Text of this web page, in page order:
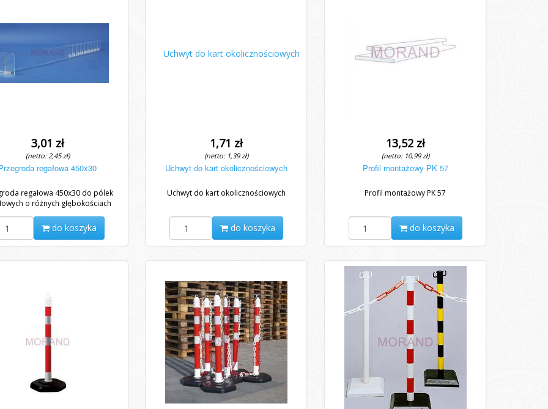
3,01 zł
(netto: 2,45 zł)
regałowa 450x30
regałowa 450x30 do pólek
o różnych głębokościach
do koszyka
1,71 zł
(netto: 1,39 zł)
Uchwyt do kart okolicznościowych
Uchwyt do kart okolicznościowych
do koszyka
13,52 zł
(netto: 10,99 zł)
Profil montażowy PK 57
Profil montażowy PK 57
do koszyka